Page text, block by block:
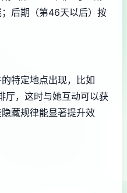
后期（第46天以后）按
特定地点出现，比如
厅，这时与她互动可以获
藏规律能显著提升效